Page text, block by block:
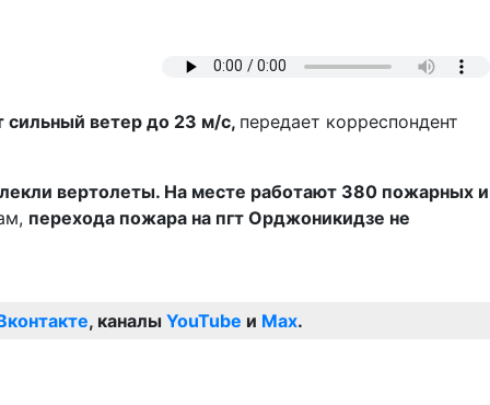
сильный ветер до 23 м/с, передает корреспондент
вертолеты. На месте работают 380 пожарных и
перехода пожара на пгт Орджоникидзе не
, каналы YouTube и Max.